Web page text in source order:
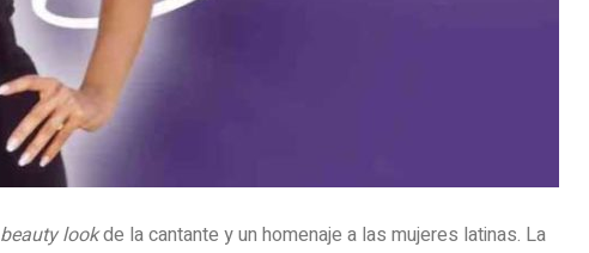
beauty lookde la cantante y un homenaje a las mujeres latinas. La